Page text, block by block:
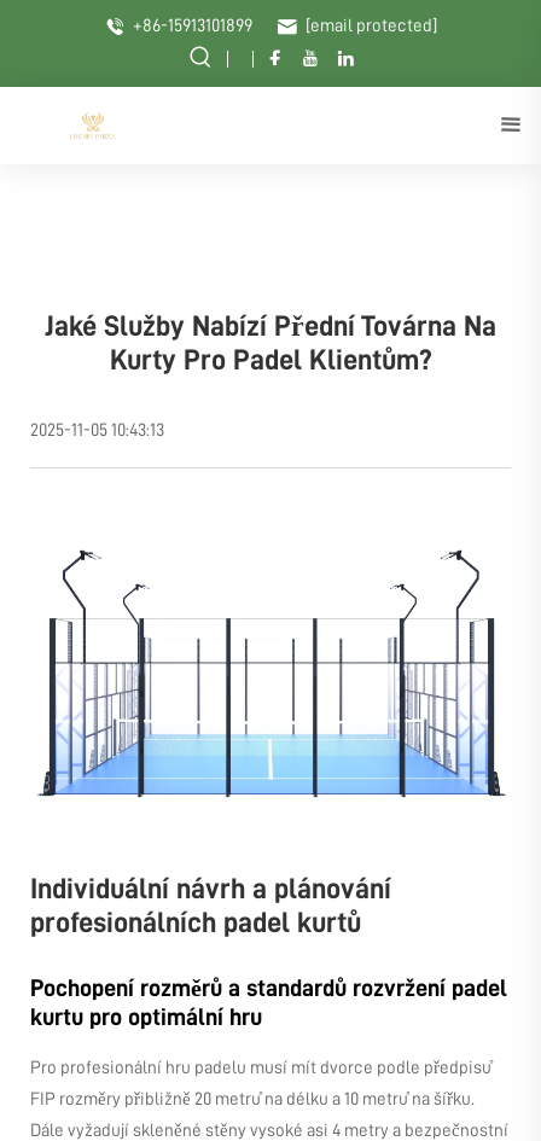
+86-15913101899 [email protected]
Jaké Služby Nabízí Přední Továrna Na
Kurty Pro Padel Klientům?
2025-11-05 10:43:13
Individuální návrh a plánování
profesionálních padel kurtů
Pochopení rozměrů a standardů rozvržení padel
kurtu pro optimální hru
Pro profesionální hru padelu musí mít dvorce podle předpisů
FIP rozměry přibližně 20 metrů na délku a 10 metrů na šířku.
Dále vyžadují skleněné stěny vysoké asi 4 metry a bezpečnostní